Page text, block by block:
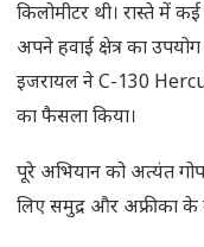
किलोमीटर थी। रास्ते में
अपने हवाई क्षेत्र का
इजरायल ने C-130
का फैसला किया।
पूरे अभियान को अत्यंत
लिए समुद्र और अफ्रीका